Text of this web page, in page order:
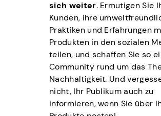
sich weiter. Ermutigen Sie
Kunden, ihre
Praktiken und Erfahrungen
Produkten in den sozialen
teilen, und schaffen Sie so
Community rund um das
Nachhaltigkeit. Und
nicht, Ihr Publikum auch zu
informieren, wenn Sie über